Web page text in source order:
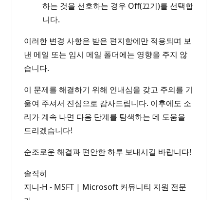
하는 것을 선호하는 경우 Off(끄기)를 선택합
니다.
이러한 변경 사항은 받은 편지함에만 적용되며 보
낸 메일 또는 임시 메일 폴더에는 영향을 주지 않
습니다.
이 문제를 해결하기 위해 인내심을 갖고 주의를 기
울여 주셔서 진심으로 감사드립니다. 이후에도 소
리가 계속 나면 다음 단계를 탐색하는 데 도움을
드리겠습니다!
순조로운 해결과 편안한 하루 보내시길 바랍니다!
솔직히
지니-H - MSFT | Microsoft 커뮤니티 지원 전문